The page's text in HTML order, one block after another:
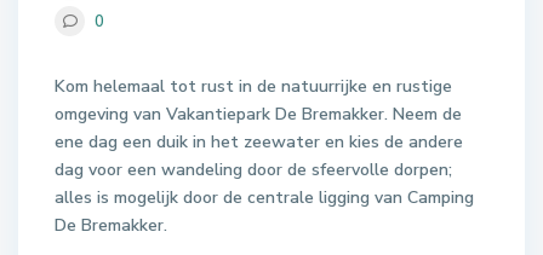
0
Kom helemaal tot rust in de natuurrijke en rustige
omgeving van Vakantiepark De Bremakker. Neem de
ene dag een duik in het zeewater en kies de andere
dag voor een wandeling door de sfeervolle dorpen;
alles is mogelijk door de centrale ligging van Camping
De Bremakker.